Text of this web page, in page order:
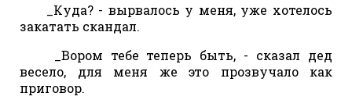
_Куда? - вырвалось у меня, уже хотелось
закатать скандал.
_Вором тебе теперь быть, - сказал дед
весело, для меня же это прозвучало как
приговор.